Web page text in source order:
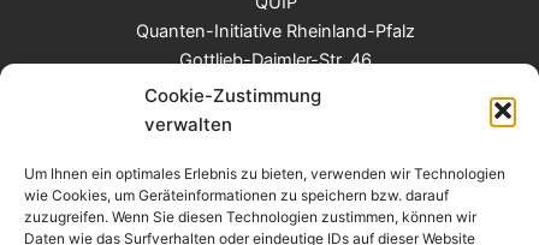
Cookie-Zustimmung
verwalten
Um Ihnen ein optimales Erlebnis zu bieten, verwenden wir Technologien
wie Cookies, um Geräteinformationen zu speichern bzw. darauf
zuzugreifen. Wenn Sie diesen Technologien zustimmen, können wir
Daten wie das Surfverhalten oder eindeutige IDs auf dieser Website
Quanten-Initiative Rheinland-Pfalz
Gottlieb-Daimler-Str. 46
67663 Kaiserslautern
Tel: +49 (0)631 205 2817
Intern